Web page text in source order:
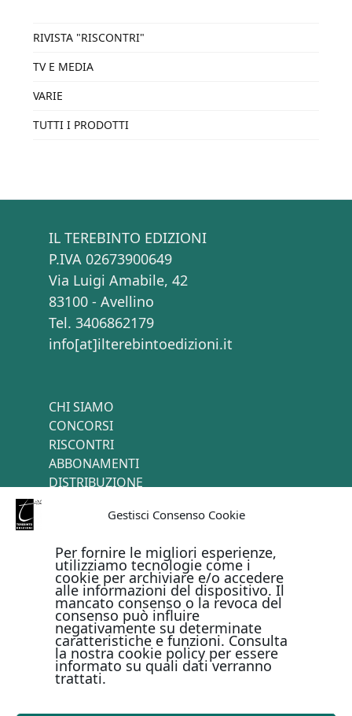
Gestisci Consenso Cookie
Per fornire le migliori esperienze,
utilizziamo tecnologie come i
cookie per archiviare e/o accedere
alle informazioni del dispositivo. Il
mancato consenso o la revoca del
consenso può influire
negativamente su determinate
caratteristiche e funzioni. Consulta
la nostra cookie policy per essere
informato su quali dati verranno
trattati.
RIVISTA "RISCONTRI"
TV E MEDIA
VARIE
TUTTI I PRODOTTI
IL TEREBINTO EDIZIONI
P.IVA 02673900649
Via Luigi Amabile, 42
83100 - Avellino
Tel. 3406862179
info[at]ilterebintoedizioni.it
CHI SIAMO
CONCORSI
RISCONTRI
ABBONAMENTI
DISTRIBUZIONE
PAGAMENTI ONLINE CON
Metodi di pagamento